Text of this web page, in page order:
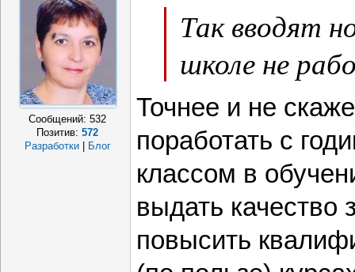
Сообщений:532
Позитив:572
Разработки
Блог
Так вводят
школе не
Точнее и не
поработать с
классом в
выдать качество
повысить